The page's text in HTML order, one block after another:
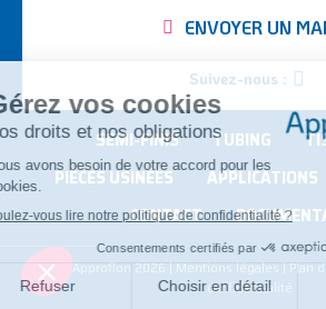
ENVOYER UN
Suivez-nous :
SEMI-FINIS TUBING
PIÈCES USINÉES
APPLICATIONS
CONTACT
©Approflon 2026 | Mentions légales | Plan
confidentialité